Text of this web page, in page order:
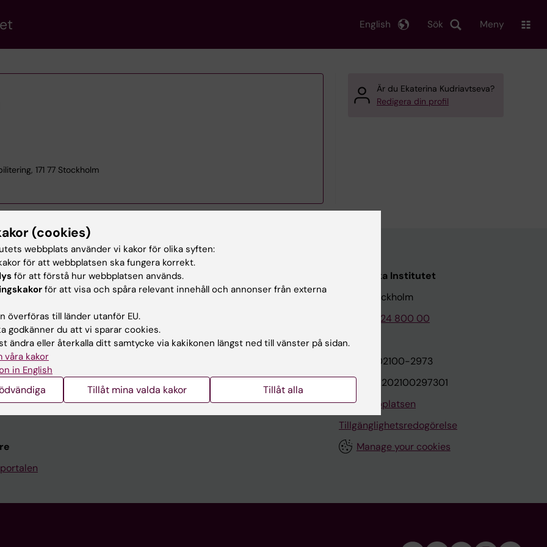
Sök
English Meny
171 77 Stockholm
Är du Ekaterina Kudriavtseva?
Redigera din profil
Kontakta och besök KI
Universitetsbiblioteket
Jobba på KI
Kontakta presstjänsten
Karolinska Institutet
171 77 Stockholm
Tel: 08-524 800 00
Org.nr: 202100-2973
VAT.nr: SE202100297301
Om webbplatsen
Tillgänglighetsredogörelse
Manage your cookies
(cookies)
webbplats använder vi kakor för olika syften:
för att webbplatsen ska fungera korrekt.
för att förstå hur webbplatsen används.
för att visa och spåra relevant innehåll och annonser från externa
överföras till länder utanför EU.
godkänner du att vi sparar cookies.
ändra eller återkalla ditt samtycke via kakikonen längst ned till vänster på sidan.
våra kakor
in English
Tillåt mina valda kakor Tillåt alla